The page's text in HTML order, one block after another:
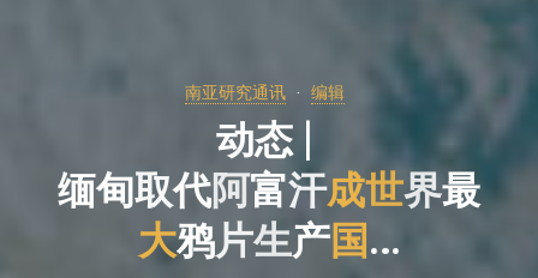
南亚研究通讯 编辑
动态 |
缅甸取代阿富汗成世界最
大鸦片生产国…